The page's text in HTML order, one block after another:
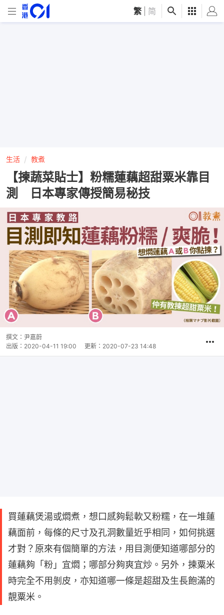
繁 简
生活 教煮
【揀蔬菜貼士】粉糯蓮藕超甜粟米靠目
測 日本專家傳授簡易秘技
撰文： 尹嘉蔚
出版： 2020-04-11 19:00 更新： 2020-07-23 14:48
買蓮藕煲湯或燜煮，想口感夠鬆軟又粉糯，在一堆蓮
藕面前，每條的尺寸及孔洞數量近乎相同，如何挑選
才對？原來有個簡單的方法，用目測便知道哪部分的
蓮藕夠「粉」宜燜；哪部分夠爽宜炒。另外，揀粟米
時完全不用剝皮，亦知道哪一條是超甜及生長飽滿的
靚粟米。